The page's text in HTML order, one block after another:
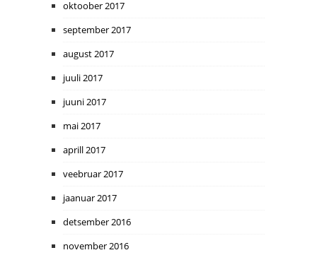
oktoober 2017
september 2017
august 2017
juuli 2017
juuni 2017
mai 2017
aprill 2017
veebruar 2017
jaanuar 2017
detsember 2016
november 2016